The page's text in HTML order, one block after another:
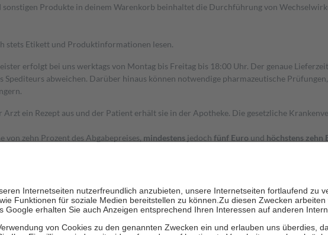
Produkte in deinem Warenkorb beinhaltet die Durchführung von
stets Etikett und Produktinformationen lesen.
erfolgt bei uns werktags von Montag bis Freitag bis 18:00 Uhr. Der genaue
abweichen. Darüber hinaus können notwendige pharmazeutische
ein Rezept aus und der Patient erhält sie in der Apotheke. Die gesetzliche
zehn Prozent des Abgabepreises, mindestens jedoch fünf Euro und höchstens zehn
zu stärken und die besondere Stellung der Familie zu unterstützen, fallen
mit Ausnahme der Fahrkosten
von der GKV getragen werden